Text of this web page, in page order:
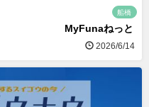
船橋
MyFunaねっと
2026/6/14